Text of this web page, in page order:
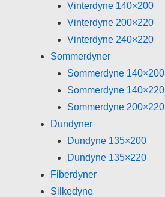
Vinterdyne 140×200
Vinterdyne 200×220
Vinterdyne 240×220
Sommerdyner
Sommerdyne 140×200
Sommerdyne 140×220
Sommerdyne 200×220
Dundyner
Dundyne 135×200
Dundyne 135×220
Fiberdyner
Silkedyne